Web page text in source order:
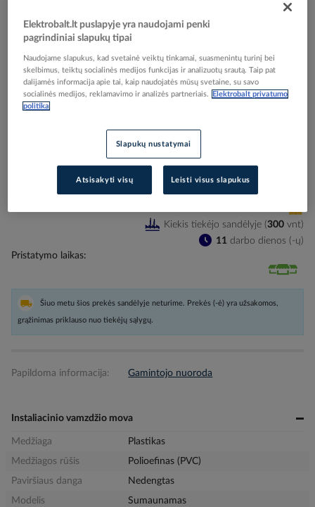
the
beginning
the
gallery
Mova jungiamoji D32 pilka tiesiam vamzdžiui be
halogenų - KOPOS KOLIN
Elektrobalt prekės kodas
EAN kodas
8595057631953
Gamintojo prekės kodas
Prisijunkite, norėdami pamatyti kainas
Įtraukti į palyginimą
Pristatymo laikas
11 darbo dienos (-ų)
Kiekis tiekėjo sandėlyje (300 vnt)
Šiuo metu šios prekės sandėlyje neturime. Prekės (-ė) yra užsakomos,
grąžinimas priklauso nuo tiekėjų sąlygų.
Papildoma informacija: Gamintojo nuoroda
Instaliacinio vamzdžio mova
Medžiaga
Plastikas
Medžiagos rūšis
Polioefinas (PVC)
Paviršiaus danga
Nedengtas
Modelis
Sumaunamas
Elektrobalt.lt puslapyje yra naudojami penki
pagrindiniai slapukų tipai
Naudojame slapukus, kad svetainė veiktų tinkamai, suasmenintų turinį bei
skelbimus, teiktų socialinės medijos funkcijas ir analizuotų srautą. Taip pat
dalijamės informacija apie tai, kaip naudojatės mūsų svetaine, su savo
socialinės medijos, reklamavimo ir analizės partneriais.
Elektrobalt privatumo
politika
Slapukų nustatymai
Atsisakyti visų Leisti visus slapukus